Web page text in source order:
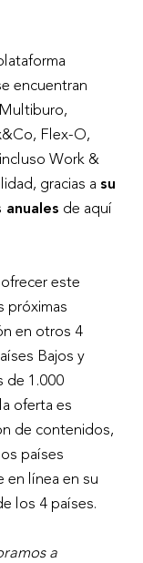
encuentran
Flex-O,
Work &
gracias a su
de aquí
este
próximas
en otros 4
Bajos y
de 1.000
oferta es
de contenidos,
países
en línea en su
los 4 países.
a